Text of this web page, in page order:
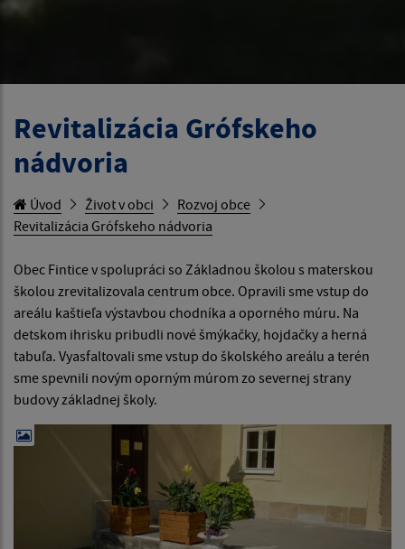
Revitalizácia Grófskeho
nádvoria
Úvod Život v obci
Rozvoj obce
Revitalizácia Grófskeho nádvoria
Obec Fintice v spolupráci so Základnou školou s materskou
školou zrevitalizovala centrum obce. Opravili sme vstup do
areálu kaštieľa výstavbou chodníka a oporného múru. Na
detskom ihrisku pribudli nové šmýkačky, hojdačky a herná
tabuľa. Vyasfaltovali sme vstup do školského areálu a terén
sme spevnili novým oporným múrom zo severnej strany
budovy základnej školy.